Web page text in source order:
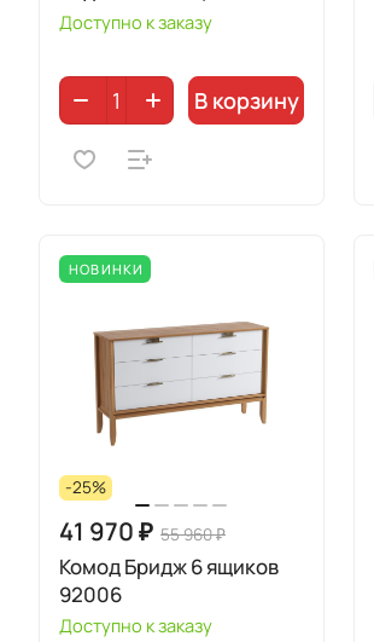
Доступно к заказу
В корзину
НОВИНКИ
-25%
41 970 ₽ 55 960 ₽
Комод Бридж 6 ящиков
92006
Доступно к заказу